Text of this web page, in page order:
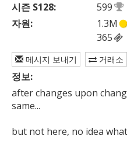
시즌 S128:
599
자원:
1.3M
365
메시지 보내기 거래소
정보:
after changes upon
same...
but not here, no idea